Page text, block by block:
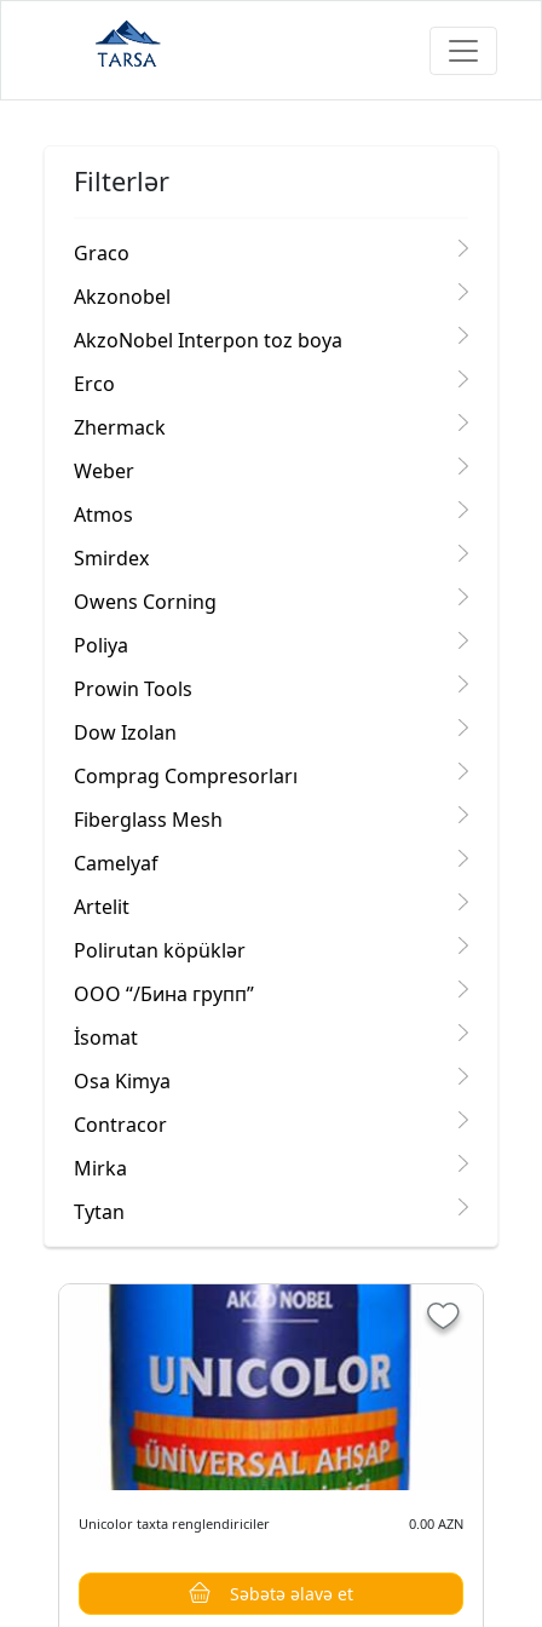
Filterlər
Graco
Akzonobel
AkzoNobel Interpon toz boya
Erco
Zhermack
Weber
Atmos
Smirdex
Owens Corning
Poliya
Prowin Tools
Dow Izolan
Comprag Compresorları
Fiberglass Mesh
Camelyaf
Artelit
Polirutan köpüklər
OOO “/Бина групп”
İsomat
Osa Kimya
Contracor
Mirka
Tytan
Unicolor taxta renglendiriciler 0.00 AZN
Səbətə əlavə et